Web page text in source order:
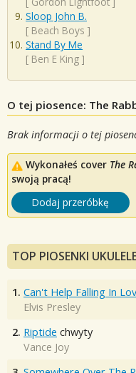
Sloop John B.
[ Beach Boys ]
Stand By Me
[ Ben E King ]
O tej piosence: The
Brak informacji o tej
Wykonałeś cover The
swoją pracą!
Dodaj przeróbkę
TOP PIOSENKI
1. Can't Help Falling In
Elvis Presley
2. Riptide chwyty
Vance Joy